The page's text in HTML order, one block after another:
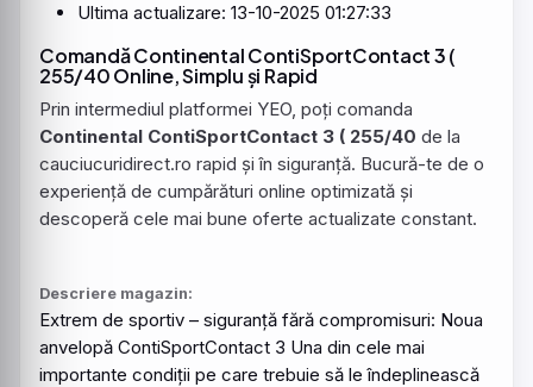
Ultima actualizare: 13-10-2025 01:27:33
Comandă Continental ContiSportContact 3 (
255/40 Online, Simplu și Rapid
Prin intermediul platformei YEO, poți comanda
Continental ContiSportContact 3 ( 255/40 de la
cauciucuridirect.ro rapid și în siguranță. Bucură-te de o
experiență de cumpărături online optimizată și
descoperă cele mai bune oferte actualizate constant.
Descriere magazin:
Extrem de sportiv – siguranţă fără compromisuri: Noua
anvelopă ContiSportContact 3 Una din cele mai
importante condiţii pe care trebuie să le îndeplinească